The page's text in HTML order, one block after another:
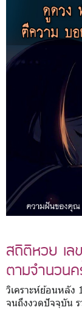
สถิติหวย เล
ตามจำนวน
วิเคราะห์ย้อนหลัง
จนถึงงวดปัจจุบัน